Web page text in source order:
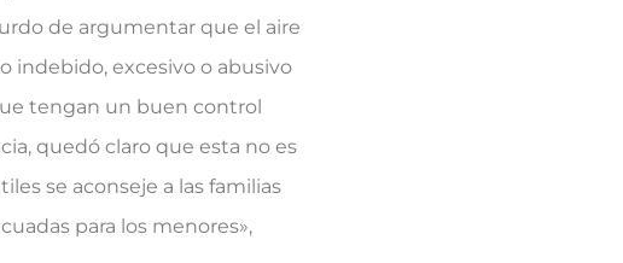
de argumentar que el aire
indebido, excesivo o abusivo
tengan un buen control
quedó claro que esta no es
se aconseje a las familias
para los menores»,